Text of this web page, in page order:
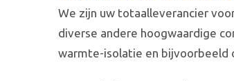
We zijn uw totaalleverancier
diverse andere hoogwaardige
warmte-isolatie en bijvoorbeeld